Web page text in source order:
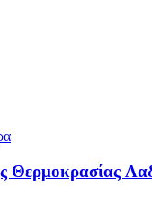
Θερμοκρασίας